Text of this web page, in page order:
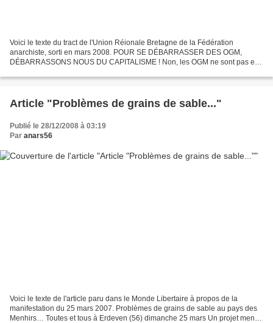
Voici le texte du tract de l'Union Réionale Bretagne de la Fédération
anarchiste, sorti en mars 2008. POUR SE DÉBARRASSER DES OGM,
DÉBARRASSONS NOUS DU CAPITALISME ! Non, les OGM ne sont pas en
Article "Problèmes de grains de sable..."
Publié le 28/12/2008 à 03:19
Par anars56
Voici le texte de l'article paru dans le Monde Libertaire à propos de la
manifestation du 25 mars 2007. Problèmes de grains de sable au pays des
Menhirs… Toutes et tous à Erdeven (56) dimanche 25 mars Un projet mené